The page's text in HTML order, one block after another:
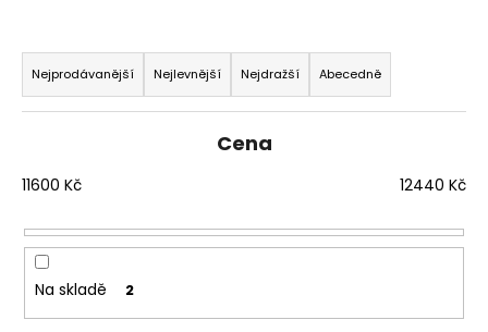
Ř
a
z
í
p
r
o
d
Nejprodávanější Nejlevnější Nejdražší Abecedně
Cena
11600 Kč 12440 Kč
Na skladě 2
SIGMA
SIMPLY
BLACK
900X900,
SKLO,
GS5590B
10
920